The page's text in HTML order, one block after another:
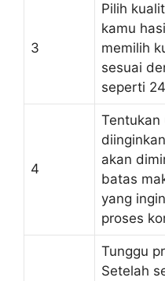
3
Pilih
kamu
memilih
sesuai
seperti
4
Tentukan
akan
batas
yang
proses
Tunggu
Setelah